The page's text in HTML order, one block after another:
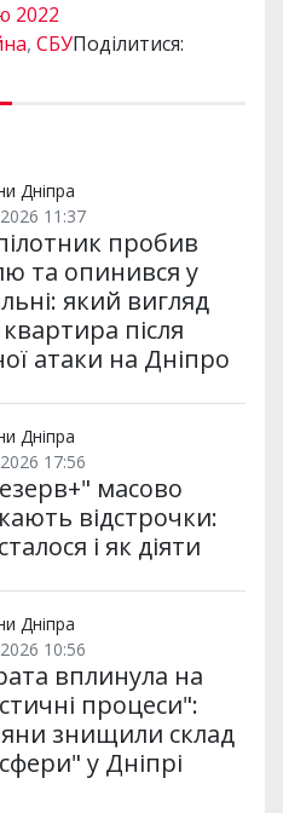
2022
, СБУ
s
A
p
p
Дніпра
11:37
пробив
та опинився у
який вигляд
після
атаки на Дніпро
Дніпра
17:56
масово
відстрочки:
і як діяти
Дніпра
10:56
вплинула на
процеси":